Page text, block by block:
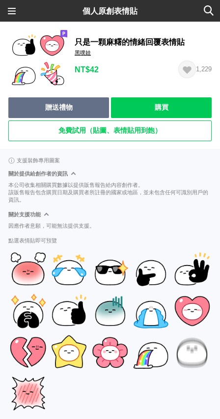
個人原創表情貼
只是一顆麻糬的情緒回覆表情貼
黑噗娃
NT$42 1,229
贈送禮物 購買
免費試用（貼圖、表情貼用到飽）
支援裝飾專用圖案
關於提供給創作者的資訊
本公司收集相關購買數據以提供販售報告給內容創作者。
該販售報告包含購買日期及購買者所註冊的國家或地區，並未包含任何可識別用戶的
資訊。
關於支援功能
因應作者意願，可能無法提供支援。
點選表情貼即可預覽